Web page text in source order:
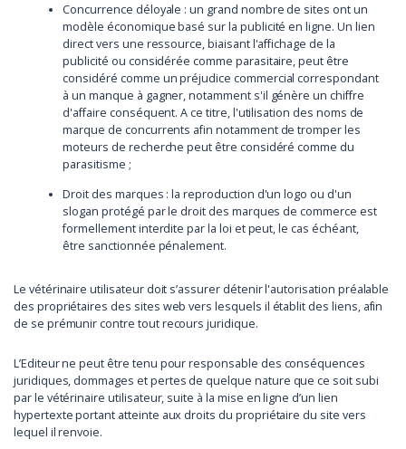
Concurrence déloyale : un grand nombre de sites ont un
modèle économique basé sur la publicité en ligne. Un lien
direct vers une ressource, biaisant l'affichage de la
publicité ou considérée comme parasitaire, peut être
considéré comme un préjudice commercial correspondant
à un manque à gagner, notamment s'il génère un chiffre
d'affaire conséquent. A ce titre, l'utilisation des noms de
marque de concurrents afin notamment de tromper les
moteurs de recherche peut être considéré comme du
parasitisme ;
Droit des marques : la reproduction d'un logo ou d'un
slogan protégé par le droit des marques de commerce est
formellement interdite par la loi et peut, le cas échéant,
être sanctionnée pénalement.
Le vétérinaire utilisateur doit s’assurer détenir l'autorisation préalable
des propriétaires des sites web vers lesquels il établit des liens, afin
de se prémunir contre tout recours juridique.
L’Editeur ne peut être tenu pour responsable des conséquences
juridiques, dommages et pertes de quelque nature que ce soit subi
par le vétérinaire utilisateur, suite à la mise en ligne d’un lien
hypertexte portant atteinte aux droits du propriétaire du site vers
lequel il renvoie.